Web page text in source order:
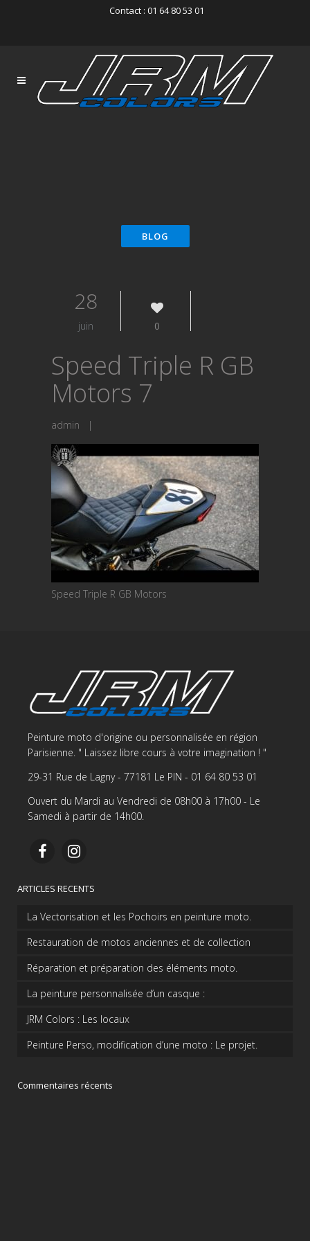
Contact : 01 64 80 53 01
28
juin 0
Speed Triple R GB
Motors 7
admin |
Speed Triple R GB Motors
Peinture moto d'origine ou personnalisée en région
Parisienne. " Laissez libre cours à votre imagination ! "
29-31 Rue de Lagny - 77181 Le PIN - 01 64 80 53 01
Ouvert du Mardi au Vendredi de 08h00 à 17h00 - Le
Samedi à partir de 14h00.
ARTICLES RECENTS
La Vectorisation et les Pochoirs en peinture moto.
Restauration de motos anciennes et de collection
Réparation et préparation des éléments moto.
La peinture personnalisée d’un casque :
JRM Colors : Les locaux
Peinture Perso, modification d’une moto : Le projet.
Commentaires récents